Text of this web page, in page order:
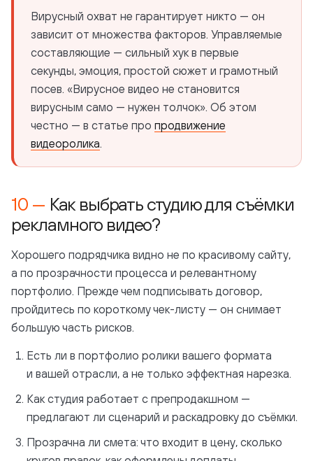
Вирусный охват не гарантирует никто — он
зависит от множества факторов. Управляемые
составляющие — сильный хук в первые
секунды, эмоция, простой сюжет и грамотный
посев. «Вирусное видео не становится
вирусным само — нужен толчок». Об этом
честно — в статье про продвижение
видеоролика.
Как выбрать студию для съёмки
рекламного видео?
Хорошего подрядчика видно не по красивому сайту,
а по прозрачности процесса и релевантному
портфолио. Прежде чем подписывать договор,
пройдитесь по короткому чек-листу — он снимает
большую часть рисков.
Есть ли в портфолио ролики вашего формата
и вашей отрасли, а не только эффектная нарезка.
Как студия работает с препродакшном —
предлагают ли сценарий и раскадровку до съёмки.
Прозрачна ли смета: что входит в цену, сколько